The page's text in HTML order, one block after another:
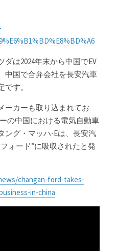
は2024年末から中国でEV
中国で合弁会社を長安汽車
です。
ーカーも取り込まれてお
の中国における電気自動車
ング・マッハ-Eは、長安汽
ォード”に吸収されたと発
changan-ford-takes-
in-china